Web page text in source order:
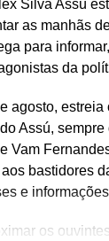
Rafael
as regiões
atuação
benefícios
Silva Assú
as manhãs
para
da
agosto,
Assú,
Vam
bastidores
e
os